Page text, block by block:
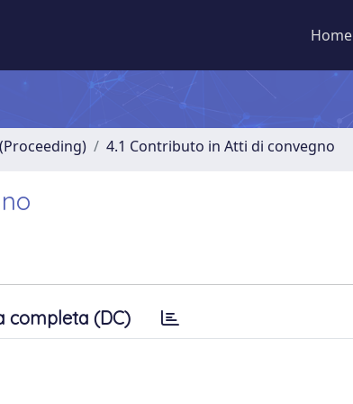
Home
4.1 Contributo in Atti di convegno
completa (DC)